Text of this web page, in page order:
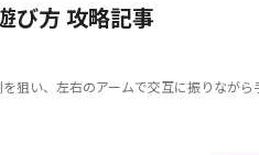
び方 攻略記事
狙い、左右のアームで交互に振りながら